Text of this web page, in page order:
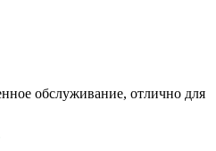
обслуживание, отлично для